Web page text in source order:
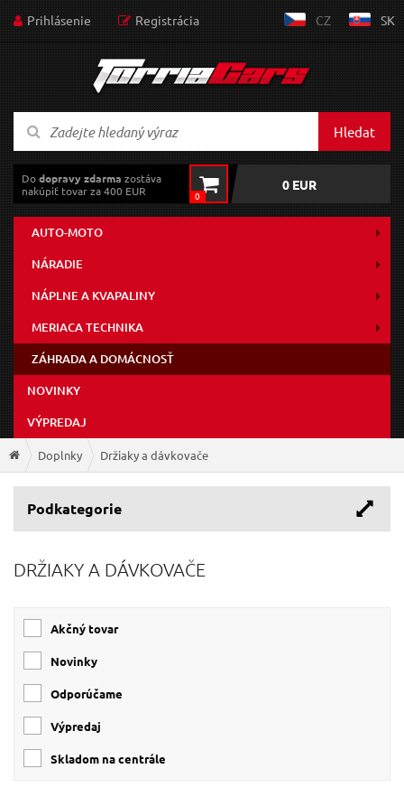
Prihlásenie Registrácia CZ SK
Hledat
Dodopravy zdarma zostáva
nakúpiť tovar za 400 EUR
0
0 EUR
AUTO-MOTO
NÁRADIE
NÁPLNE A KVAPALINY
MERIACA TECHNIKA
ZÁHRADA A DOMÁCNOSŤ
NOVINKY
VÝPREDAJ
Doplnky Držiaky a dávkovače
Podkategorie
DRŽIAKY A DÁVKOVAČE
Akčný tovar
Novinky
Odporúčame
Výpredaj
Skladom na centrále